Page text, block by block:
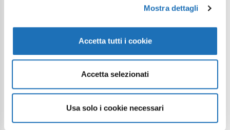
Mostra dettagli
Accetta tutti i cookie
Accetta selezionati
Usa solo i cookie necessari